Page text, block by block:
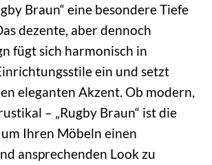
Braun“ eine besondere Tiefe
dezente, aber dennoch
fügt sich harmonisch in
ein und setzt
eleganten Akzent. Ob modern,
– „Rugby Braun“ ist die
Ihren Möbeln einen
ansprechenden Look zu